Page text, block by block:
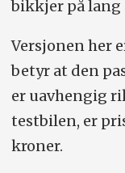
bikkjer på lang
Versjonen her
betyr at den
er uavhengig
testbilen, er
kroner.